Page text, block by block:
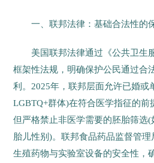
一、联邦法律：基础合法性的
美国联邦法律通过《公共卫生
框架性法规，明确保护公民通过合
利。2025年，联邦层面允许已婚或
LGBTQ+群体)在符合医学指征的前
但严格禁止非医学需要的胚胎筛选(
胎儿性别)。联邦食品药品监督管
生殖药物与实验室设备的安全性，